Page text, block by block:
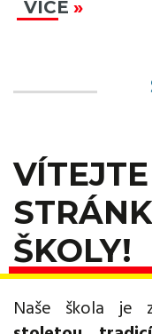
VÍCE
ŠKOLY!
Naše škola je